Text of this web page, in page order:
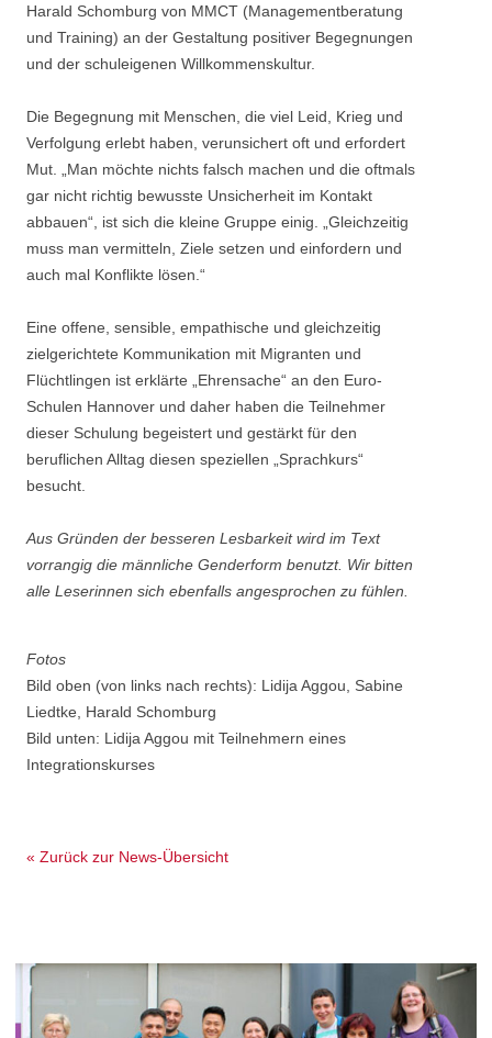
Harald Schomburg von MMCT (Managementberatung
und Training) an der Gestaltung positiver Begegnungen
und der schuleigenen Willkommenskultur.
Die Begegnung mit Menschen, die viel Leid, Krieg und
Verfolgung erlebt haben, verunsichert oft und erfordert
Mut. „Man möchte nichts falsch machen und die oftmals
gar nicht richtig bewusste Unsicherheit im Kontakt
abbauen“, ist sich die kleine Gruppe einig. „Gleichzeitig
muss man vermitteln, Ziele setzen und einfordern und
auch mal Konflikte lösen.“
Eine offene, sensible, empathische und gleichzeitig
zielgerichtete Kommunikation mit Migranten und
Flüchtlingen ist erklärte „Ehrensache“ an den Euro-
Schulen Hannover und daher haben die Teilnehmer
dieser Schulung begeistert und gestärkt für den
beruflichen Alltag diesen speziellen „Sprachkurs“
besucht.
Aus Gründen der besseren Lesbarkeit wird im Text
vorrangig die männliche Genderform benutzt. Wir bitten
alle Leserinnen sich ebenfalls angesprochen zu fühlen.
Fotos
Bild oben (von links nach rechts): Lidija Aggou, Sabine
Liedtke, Harald Schomburg
Bild unten: Lidija Aggou mit Teilnehmern eines
Integrationskurses
« Zurück zur News-Übersicht